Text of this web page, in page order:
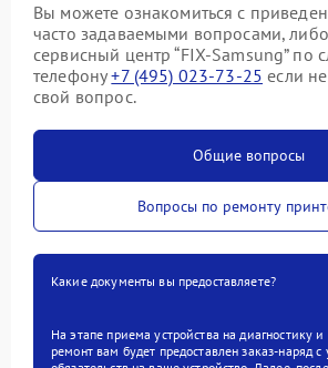
Вы можете ознакомиться с
часто задаваемыми вопросами,
сервисный центр “FIX-Samsung” по
телефону+7 (495) 023-73-25 если
свой вопрос.
Общие вопросы
Вопросы по ремонту
Какие документы вы предоставляете?
На этапе приема устройства на диагностику
ремонт вам будет предоставлен заказ-наряд